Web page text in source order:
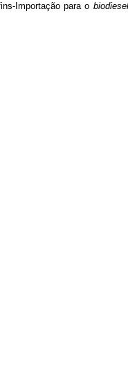
Importação para o biodiesel